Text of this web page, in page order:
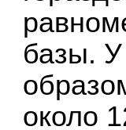
базы. У
около